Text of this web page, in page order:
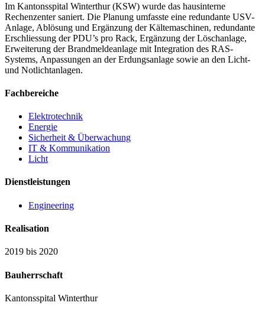
Im Kantonsspital Winterthur (KSW) wurde das hausinterne
Rechenzenter saniert. Die Planung umfasste eine redundante USV-
Anlage, Ablösung und Ergänzung der Kältemaschinen, redundante
Erschliessung der PDU’s pro Rack, Ergänzung der Löschanlage,
Erweiterung der Brandmeldeanlage mit Integration des RAS-
Systems, Anpassungen an der Erdungsanlage sowie an den Licht-
und Notlichtanlagen.
Fachbereiche
Elektrotechnik
Energie
Sicherheit & Überwachung
IT & Kommunikation
Licht
Dienstleistungen
Engineering
Realisation
2019 bis 2020
Bauherrschaft
Kantonsspital Winterthur